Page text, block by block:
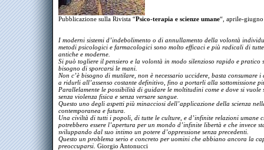
Pubblicazione sulla Rivista “Psico-terapia e scienze umane“, aprile-
I moderni sistemi d’indebolimento o di annullamento della volontà
metodi psicologici e farmacologici sono molto efficaci e più radicali di
antiche e moderne.
Si può togliere il pensiero e la volontà in modo silenzioso rapido e pratico
bisogno di sporcarsi le mani.
Non c’è bisogno di mutilare, non è necessario uccidere, basta consumare
a ridurli all’assenso costante definitivo, fino a portarli alla sottomissione
Parallelamente le possibilità di guidare le moltitudini come e dove si vuole
senza violenza fisica e senza versare sangue.
Questo uno degli aspetti più minacciosi dell’applicazione della scienza
contemporanea e futura.
Una civiltà di tutti i popoli, di tutte le culture, e d’infinite relazioni umane
potrebbero essere l’apertura per un mondo d’infinite libertà e che invece
sviluppando dal suo intimo un potere d’oppressione senza precedenti.
Questo un problema serio e concreto per uomini che abbiano ancora la
preoccuparsi . Giorgio Antonucci